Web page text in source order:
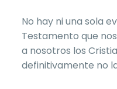
No hay ni una sola
Testamento que
a nosotros los
definitivamente no